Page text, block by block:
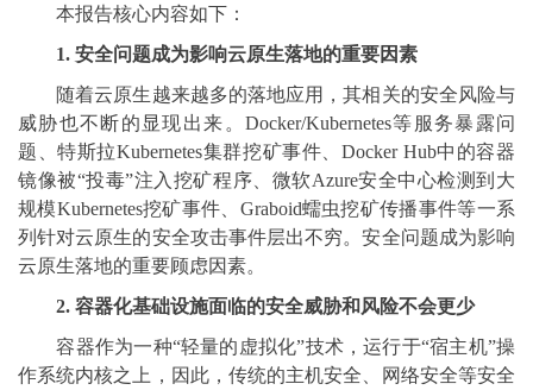
本报告核心内容如下：
1. 安全问题成为影响云原生落地的重要因素
随着云原生越来越多的落地应用，其相关的安全风险与
威胁也不断的显现出来。Docker/Kubernetes等服务暴露问
题、特斯拉Kubernetes集群挖矿事件、Docker Hub中的容器
镜像被“投毒”注入挖矿程序、微软Azure安全中心检测到大
规模Kubernetes挖矿事件、Graboid蠕虫挖矿传播事件等一系
列针对云原生的安全攻击事件层出不穷。安全问题成为影响
云原生落地的重要顾虑因素。
2. 容器化基础设施面临的安全威胁和风险不会更少
容器作为一种“轻量的虚拟化”技术，运行于“宿主机”操
作系统内核之上，因此，传统的主机安全、网络安全等安全